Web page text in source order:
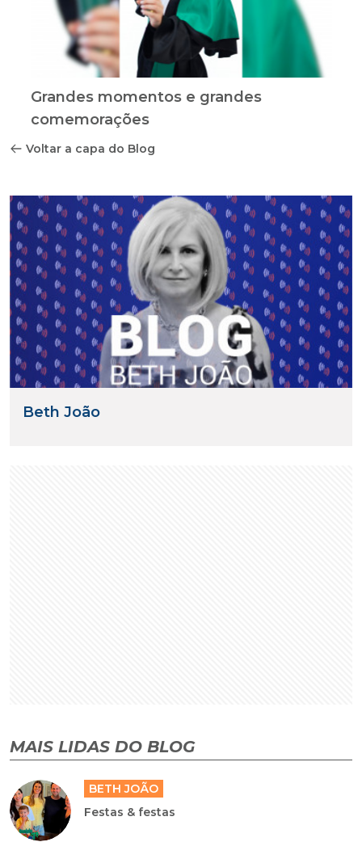
Grandes momentos e grandes
comemorações
Voltar a capa do Blog
Beth João
MAIS LIDAS DO BLOG
BETH JOÃO
Festas & festas